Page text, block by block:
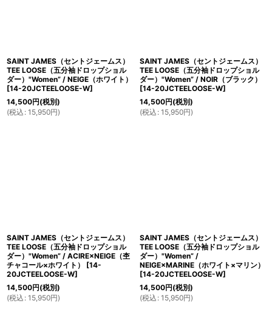
SAINT JAMES（セントジェームス）
TEE LOOSE（五分袖ドロップショル
ダー）"Women” / NEIGE（ホワイト）
[14-20JCTEELOOSE-W]
14,500円(税別)
(税込 : 15,950円)
SAINT JAMES（セントジェームス）
TEE LOOSE（五分袖ドロップショル
ダー）"Women” / NOIR（ブラック）
[14-20JCTEELOOSE-W]
14,500円(税別)
(税込 : 15,950円)
SAINT JAMES（セントジェームス）
TEE LOOSE（五分袖ドロップショル
ダー）"Women” / ACIRE×NEIGE（杢
チャコール×ホワイト）
[14-
20JCTEELOOSE-W]
14,500円(税別)
(税込 : 15,950円)
SAINT JAMES（セントジェームス）
TEE LOOSE（五分袖ドロップショル
ダー）"Women” /
NEIGE×MARINE（ホワイト×マリン）
[14-20JCTEELOOSE-W]
14,500円(税別)
(税込 : 15,950円)